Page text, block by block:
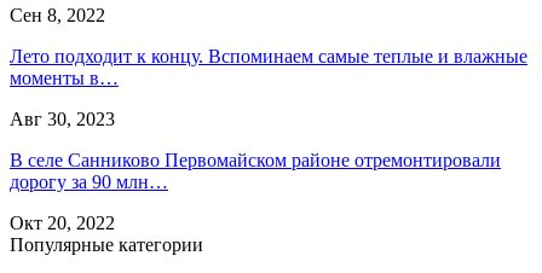
Сен 8, 2022
Лето подходит к концу. Вспоминаем самые теплые и влажные
моменты в…
Авг 30, 2023
В селе Санниково Первомайском районе отремонтировали
дорогу за 90 млн…
Окт 20, 2022
Популярные категории